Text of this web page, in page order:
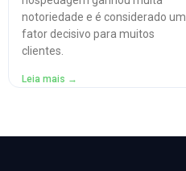
notoriedade e é considerado um
fator decisivo para muitos
clientes.
Leia mais →